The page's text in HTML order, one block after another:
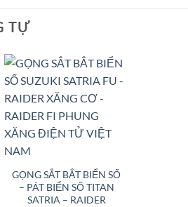
TỰ
Add to
Wishlist
GỌNG SẮT BẮT BIỂN SỐ
– PÁT BIỂN SỐ TITAN
SATRIA – RAIDER